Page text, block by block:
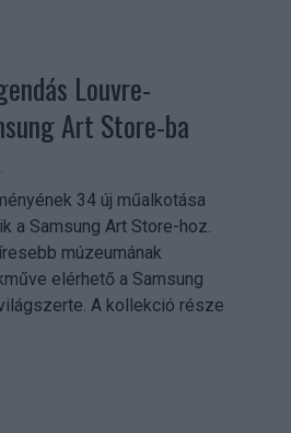
Louvre-
Art Store-ba
34 új műalkotása
a Samsung Art Store-hoz.
múzeumának
elérhető a Samsung
A kollekció része